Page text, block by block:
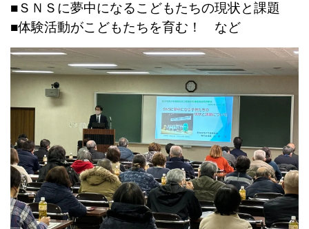
■ＳＮＳに夢中になるこどもたちの現状と課題
■体験活動がこどもたちを育む！ など